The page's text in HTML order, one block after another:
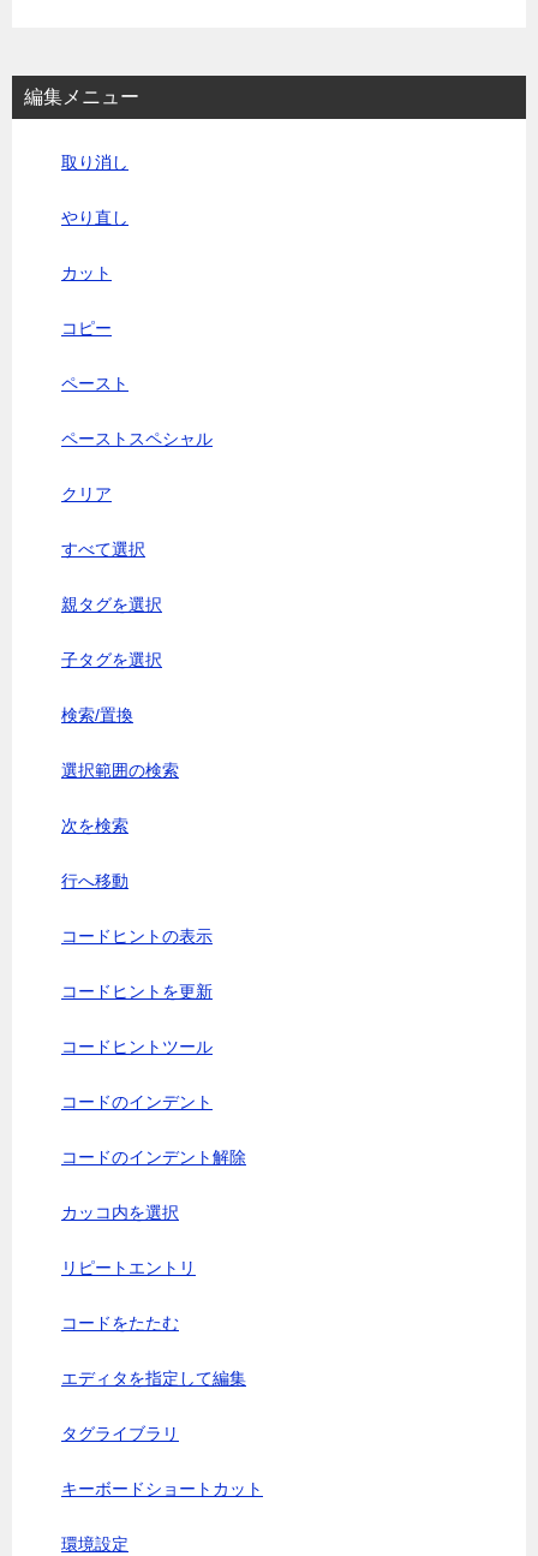
編集メニュー
取り消し
やり直し
カット
コピー
ペースト
ペーストスペシャル
クリア
すべて選択
親タグを選択
子タグを選択
検索/置換
選択範囲の検索
次を検索
行へ移動
コードヒントの表示
コードヒントを更新
コードヒントツール
コードのインデント
コードのインデント解除
カッコ内を選択
リピートエントリ
コードをたたむ
エディタを指定して編集
タグライブラリ
キーボードショートカット
環境設定